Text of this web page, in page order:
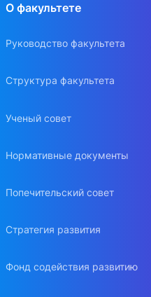
О факультете
Руководство факультета
Структура факультета
Ученый совет
Нормативные документы
Попечительский совет
Стратегия развития
Фонд содействия развитию